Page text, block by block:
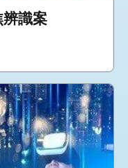
識案